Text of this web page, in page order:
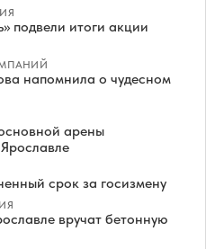
подвели итоги акции
напомнила о чудесном
арены
срок за госизмену
вручат бетонную